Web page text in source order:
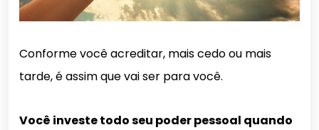
Conforme você acreditar, mais cedo ou mais
tarde, é assim que vai ser para você.
Você investe todo seu poder pessoal quando